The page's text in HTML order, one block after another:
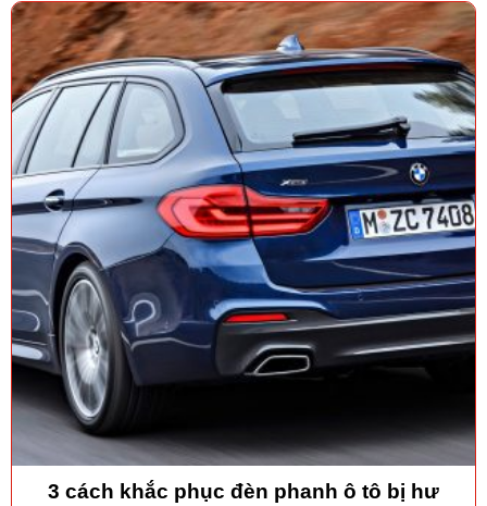
3 cách khắc phục đèn phanh ô tô bị hư